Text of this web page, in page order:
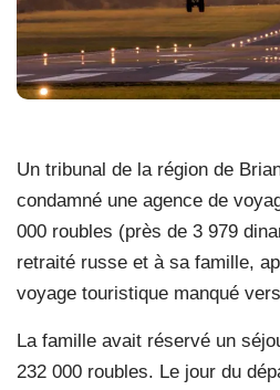
Un tribunal de la région de
condamné une agence de
000 roubles (près de 3 979
retraité russe et à sa famille,
voyage touristique manqué
La famille avait réservé un
232 000 roubles. Le jour du